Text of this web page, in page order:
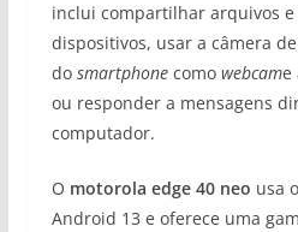
inclui compartilhar arquivos
dispositivos, usar a câmera
do smartphonecomo webcame
ou responder a mensagens
computador.
O motorola edge 40 neo usa
Android 13 e oferece uma